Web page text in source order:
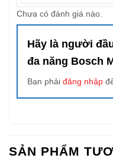
Chưa có đánh giá nào.
Hãy là người
đa năng Bosch
Bạn phải đăng nhập
SẢN PHẨM